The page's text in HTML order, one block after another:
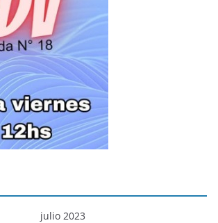
julio 2023